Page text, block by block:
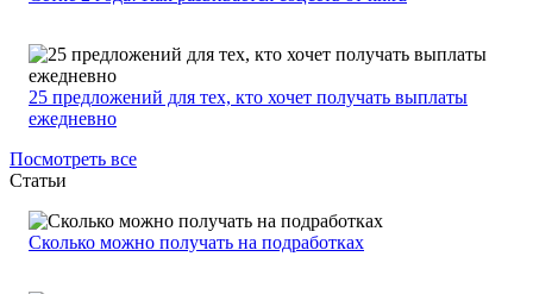
25 предложений для тех, кто хочет получать выплаты
ежедневно
Посмотреть все
Статьи
Сколько можно получать на подработках